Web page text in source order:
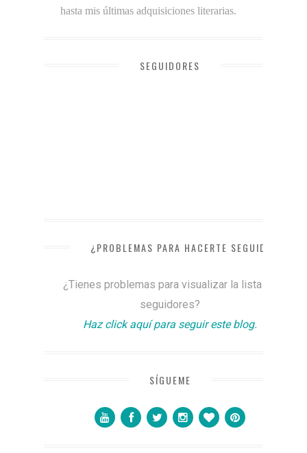
hasta mis últimas adquisiciones literarias.
SEGUIDORES
¿PROBLEMAS PARA HACERTE SEGUIDOR?
¿Tienes problemas para visualizar la lista de
seguidores?
Haz click aquí para seguir este blog.
SÍGUEME